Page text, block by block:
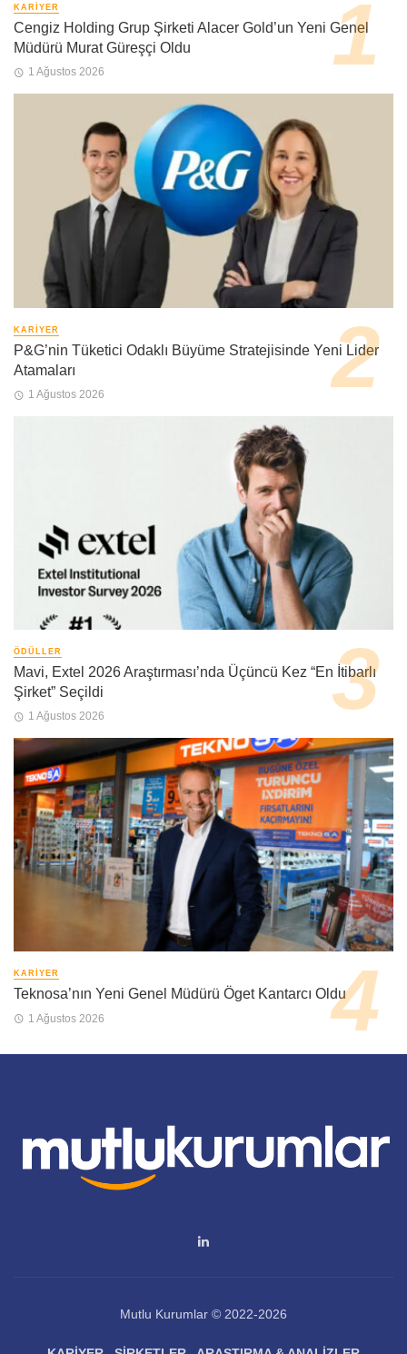
KARIYER
Cengiz Holding Grup Şirketi Alacer Gold’un Yeni Genel
Müdürü Murat Güreşçi Oldu
1 Ağustos 2026
KARIYER
P&G’nin Tüketici Odaklı Büyüme Stratejisinde Yeni Lider
Atamaları
1 Ağustos 2026
ÖDÜLLER
Mavi, Extel 2026 Araştırması’nda Üçüncü Kez “En İtibarlı
Şirket” Seçildi
1 Ağustos 2026
KARIYER
Teknosa’nın Yeni Genel Müdürü Öget Kantarcı Oldu
1 Ağustos 2026
Mutlu Kurumlar © 2022-2026